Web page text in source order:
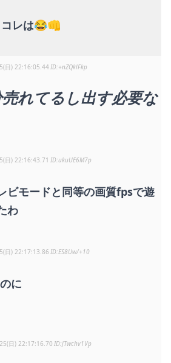
コレは😂👊
日) 22:16:05.44 +nZQklFkp
れてるし出す必要な
日) 22:16:43.71 ukuUE6M7p
ビモードと同等の画質fpsで遊
わ
日) 22:17:13.86 ES8Uw/+10
に
日) 22:17:16.70 JTwchv1Vp